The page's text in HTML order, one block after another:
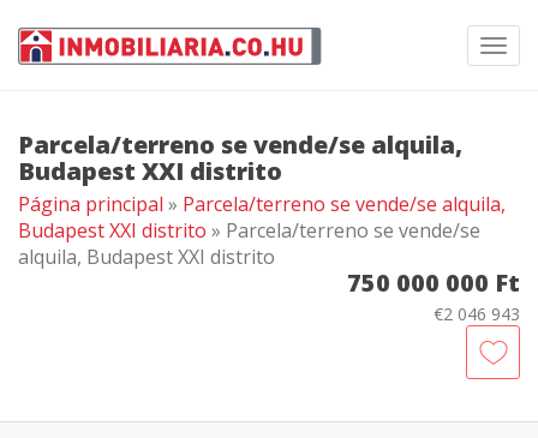
Parcela/terreno se vende/se alquila,
Budapest XXI distrito
Página principal » Parcela/terreno se vende/se alquila,
Budapest XXI distrito » Parcela/terreno se vende/se
alquila, Budapest XXI distrito
750 000 000 Ft
€2 046 943